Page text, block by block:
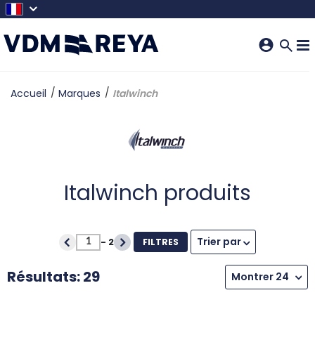
Accueil Marques Italwinch
Italwinch produits
- 2 FILTRES Trier par
Montrer 24
Résultats: 29